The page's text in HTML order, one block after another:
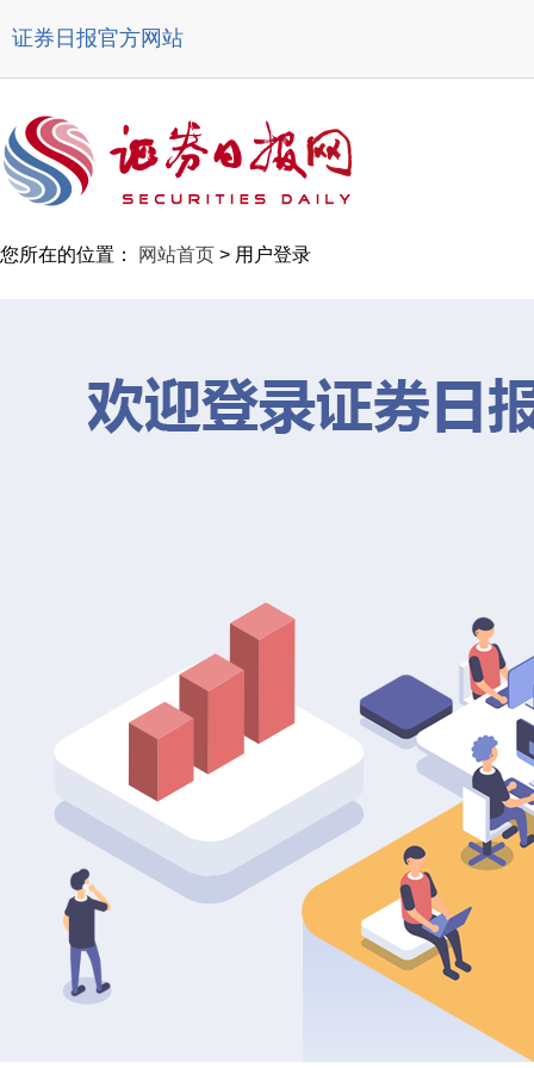
证券日报官方网站
您所在的位置： 网站首页 > 用户登录